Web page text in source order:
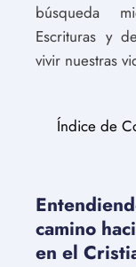
búsqueda
Escrituras y
vivir nuestras
Índice de
camino
en el